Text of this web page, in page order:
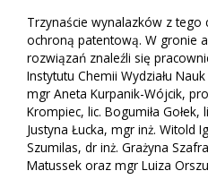
Trzynaście wynalazków z tego
ochroną patentową. W gronie
rozwiązań znaleźli się
Instytutu Chemii Wydziału Nauk
mgr Aneta Kurpanik-Wójcik,
Krompiec, lic. Bogumiła
Justyna Łucka, mgr inż. Witold
Szumilas, dr inż. Grażyna
Matussek oraz mgr Luiza